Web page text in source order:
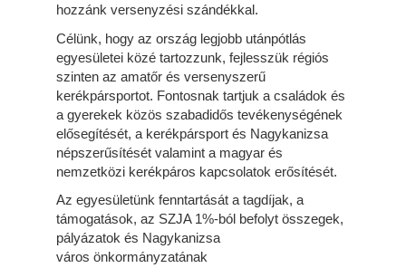
hozzánk versenyzési szándékkal.
Célünk, hogy az ország legjobb utánpótlás
egyesületei közé tartozzunk, fejlesszük régiós
szinten az amatőr és versenyszerű
kerékpársportot. Fontosnak tartjuk a családok és
a gyerekek közös szabadidős tevékenységének
elősegítését, a kerékpársport és Nagykanizsa
népszerűsítését valamint a magyar és
nemzetközi kerékpáros kapcsolatok erősítését.
Az egyesületünk fenntartását a tagdíjak, a
támogatások, az SZJA 1%-ból befolyt összegek,
pályázatok és Nagykanizsa
város önkormányzatának